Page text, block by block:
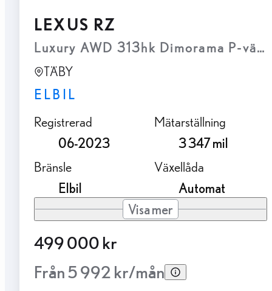
LEXUS RZ
Luxury AWD 313hk Dimorama P-
TÄBY
ELBIL
Registrerad
06-2023
Mätarställning
3 347 mil
Bränsle
Elbil
Växellåda
Automat
Visa mer
499 000 kr
Från 5 992 kr/mån